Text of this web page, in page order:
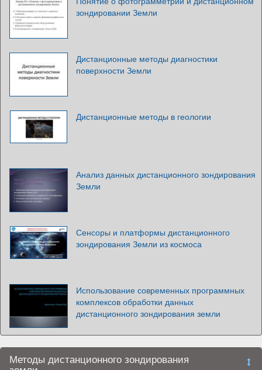
зондировании Земли
Дистанционные методы диагностики
поверхности Земли
Дистанционные методы в геологии
Анализ данных дистанционного зондирования
Земли
Сенсоры и платформы дистанционного
зондирования Земли из космоса
Использование современных программных
комплексов обработки данных
дистанционного зондирования земли
Методы дистанционного зондирования